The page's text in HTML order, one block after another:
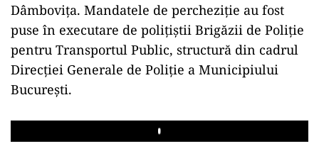
Dâmbovița. Mandatele de percheziție au fost
puse în executare de polițiștii Brigăzii de Poliție
pentru Transportul Public, structură din cadrul
Direcției Generale de Poliție a Municipiului
București.
Play